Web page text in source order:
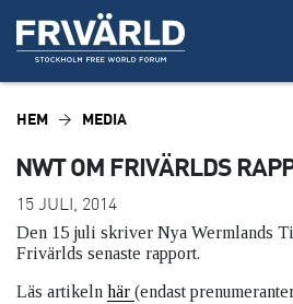
HEM MEDIA
NWT OM FRIVÄRLDS
15 JULI, 2014
Den 15 juli skriver Nya Wermlands
Frivärlds senaste rapport.
Läs artikeln här (endast